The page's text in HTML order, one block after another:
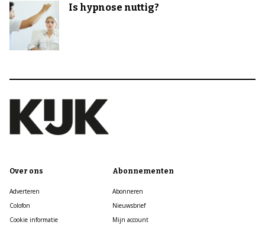
Is hypnose nuttig?
Over ons
Adverteren
Colofon
Cookie informatie
Abonnementen
Abonneren
Nieuwsbrief
Mijn account